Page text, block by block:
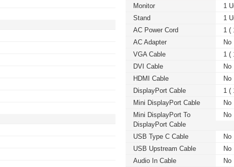
Monitor
1
Stand
1
AC Power Cord
1 (
AC Adapter
No
VGA Cable
1 (
DVI Cable
No
HDMI Cable
No
DisplayPort Cable
1 (
Mini DisplayPort Cable
No
Mini DisplayPort To
DisplayPort Cable
No
USB Type C Cable
No
USB Upstream Cable
No
Audio In Cable
No